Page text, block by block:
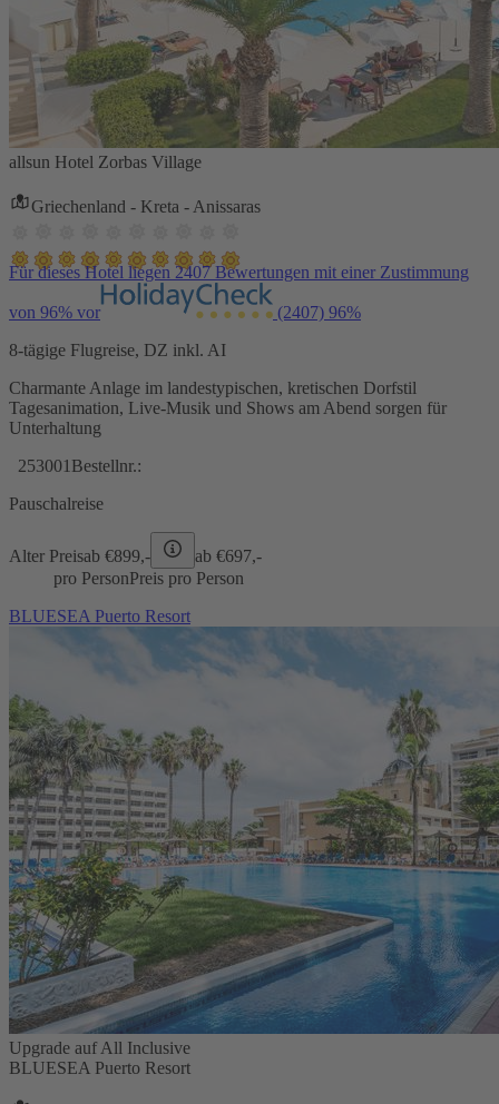
allsun Hotel Zorbas Village
Griechenland - Kreta - Anissaras
Für dieses Hotel liegen 2407 Bewertungen mit einer Zustimmung
von 96% vor (2407) 96%
8-tägige Flugreise, DZ inkl. AI
Charmante Anlage im landestypischen, kretischen Dorfstil
Tagesanimation, Live-Musik und Shows am Abend sorgen für
Unterhaltung
253001 Bestellnr.:
Pauschalreise
Alter Preisab €899,- ab €697,-
pro PersonPreis pro Person
BLUESEA Puerto Resort
Upgrade auf All Inclusive
BLUESEA Puerto Resort